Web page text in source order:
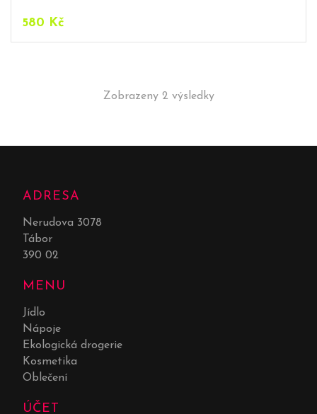
580 Kč
Zobrazeny 2 výsledky
ADRESA
Nerudova 3078
Tábor
390 02
MENU
Jídlo
Nápoje
Ekologická drogerie
Kosmetika
Oblečení
ÚČET